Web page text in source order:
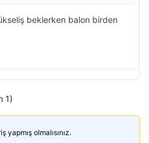
beklerken balon birden
1)
olmalısınız.